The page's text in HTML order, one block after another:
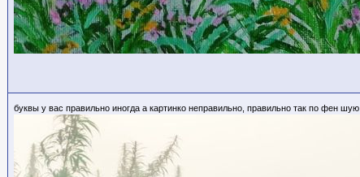
буквы у вас правильно иногда а картинко неправильно, правильно так по фен шую